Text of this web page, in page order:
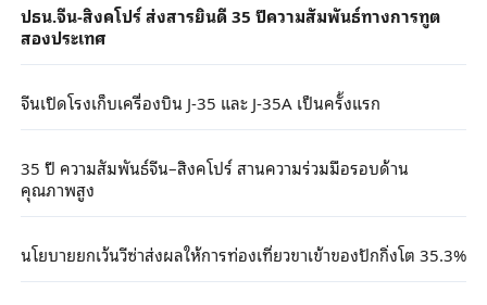
ปธน.จีน-สิงคโปร์ ส่งสารยินดี 35 ปีความสัมพันธ์ทางการทูต
สองประเทศ
จีนเปิดโรงเก็บเครื่องบิน J-35 และ J-35A เป็นครั้งแรก
35 ปี ความสัมพันธ์จีน–สิงคโปร์ สานความร่วมมือรอบด้าน
คุณภาพสูง
นโยบายยกเว้นวีซ่าส่งผลให้การท่องเที่ยวขาเข้าของปักกิ่งโต 35.3%